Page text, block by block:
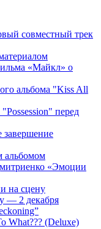
совместный трек
«Майкл» о
альбома "Kiss All
перед
завершение
альбомом
«Эмоции
на сцену
— 2 декабря
What??? (Deluxe)